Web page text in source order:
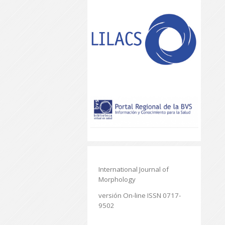
International Journal of
Morphology
versión On-line ISSN 0717-
9502